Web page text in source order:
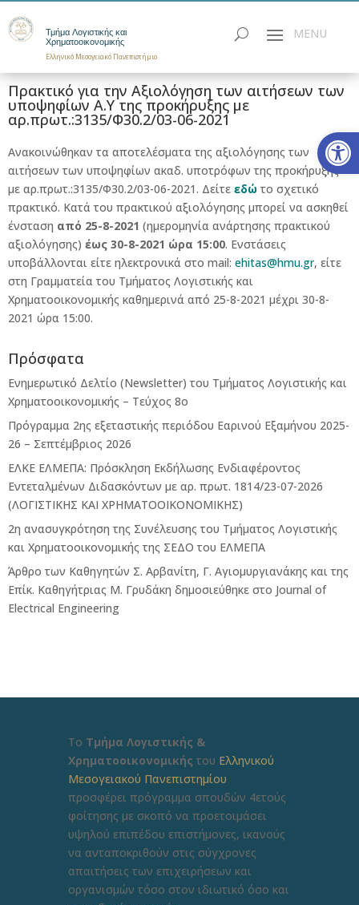
Τμήμα Λογιστικής και
Χρηματοοικονομικής
Ελληνικό Μεσογειακό Πανεπιστήμιο
Πρακτικό για την Αξιολόγηση των αιτήσεων των
υποψηφίων Α.Υ της προκήρυξης με
αρ.πρωτ.:3135/Φ30.2/03-06-2021
Ανακοινώθηκαν τα αποτελέσματα της αξιολόγησης των
αιτήσεων των υποψηφίων ακαδ. υποτρόφων της προκήρυξης
με αρ.πρωτ.:3135/Φ30.2/03-06-2021. Δείτε εδώ το σχετικό
πρακτικό. Κατά του πρακτικού αξιολόγησης μπορεί να ασκηθεί
ένσταση από 25-8-2021 (ημερομηνία ανάρτησης πρακτικού
αξιολόγησης) έως 30-8-2021 ώρα 15:00. Ενστάσεις
υποβάλλονται είτε ηλεκτρονικά στο mail: ehitas@hmu.gr, είτε
στη Γραμματεία του Τμήματος Λογιστικής και
Χρηματοοικονομικής καθημερινά από 25-8-2021 μέχρι 30-8-
2021 ώρα 15:00.
Πρόσφατα
Ενημερωτικό Δελτίο (Newsletter) του Τμήματος Λογιστικής και
Χρηματοοικονομικής – Τεύχος 8ο
Πρόγραμμα 2ης εξεταστικής περιόδου Eαρινού Eξαμήνου 2025-
26 – Σεπτέμβριος 2026
ΕΛΚΕ ΕΛΜΕΠΑ: Πρόσκληση Εκδήλωσης Ενδιαφέροντος
Εντεταλμένων Διδασκόντων με αρ. πρωτ. 1814/23-07-2026
(ΛΟΓΙΣΤΙΚΗΣ ΚΑΙ ΧΡΗΜΑΤΟΟΙΚΟΝΟΜΙΚΗΣ)
2η ανασυγκρότηση της Συνέλευσης του Τμήματος Λογιστικής
και Χρηματοοικονομικής της ΣΕΔΟ του ΕΛΜΕΠΑ
Άρθρο των Καθηγητών Σ. Αρβανίτη, Γ. Αγιομυργιανάκης και της
Επίκ. Καθηγήτριας Μ. Γρυδάκη δημοσιεύθηκε στο Journal of
Electrical Engineering
Το Τμήμα Λογιστικής &
Χρηματοοικονομικής του Ελληνικού
Μεσογειακού Πανεπιστημίου
προσφέρει πρόγραμμα σπουδών 4ετούς
φοίτησης με σκοπό να προετοιμάσει
υψηλού επιπέδου επιστήμονες, ικανούς
να ανταποκριθούν στις σύγχρονες
απαιτήσεις των επιχειρήσεων και
οργανισμών τόσο στον ιδιωτικό όσο και